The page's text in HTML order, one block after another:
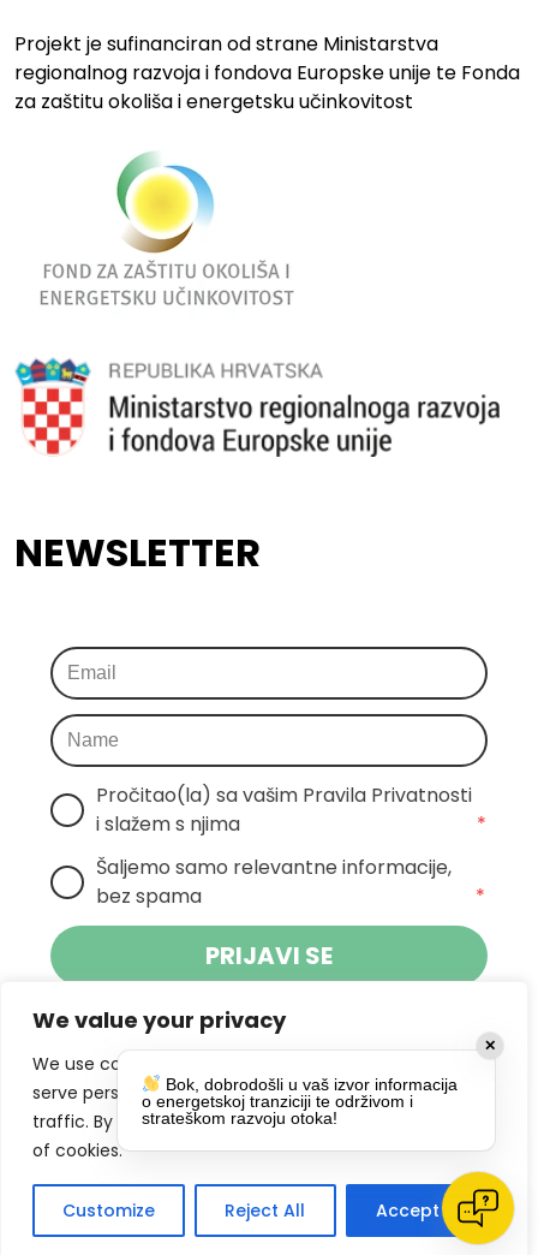
We value your privacy
We use cookies to enhance your browsing experience,
serve personalized ads or content, and analyze our
traffic. By clicking "Accept All", you consent to our use
of cookies.
Customize Reject All Accept All
Projekt je sufinanciran od strane Ministarstva
regionalnog razvoja i fondova Europske unije te Fonda
za zaštitu okoliša i energetsku učinkovitost
NEWSLETTER
Pročitao(la) sa vašim Pravila Privatnosti
i slažem s njima
*
Šaljemo samo relevantne informacije,
bez spama
*
PRIJAVI SE
Klikom na gumb dajete suglasnost za
primanje novosti Pokreta Otoka te se
slažete spolitikom privatnosti.
DRUŠTVENE MREŽE
✕
Bok, dobrodošli u vaš izvor informacija
o energetskoj tranziciji te održivom i
strateškom razvoju otoka!